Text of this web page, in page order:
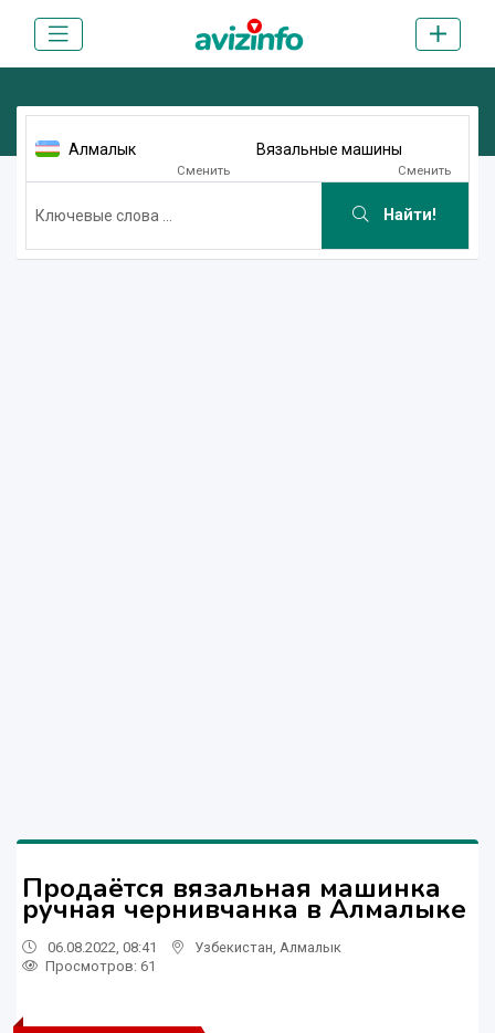
Алмалык
Сменить
Вязальные машины
Сменить
Найти!
Продаётся вязальная машинка
ручная чернивчанка в Алмалыке
06.08.2022, 08:41 Узбекистан Алмалык
Просмотров: 61